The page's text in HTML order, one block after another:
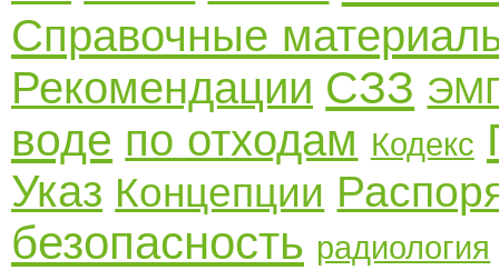
Справочные
Рекомендации СЗЗ
воде по отходам Кодекс
Указ Концепции
безопасность радиология